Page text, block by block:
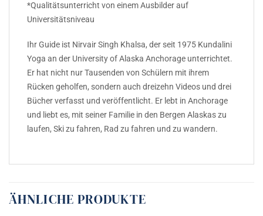
*Qualitätsunterricht von einem Ausbilder auf
Universitätsniveau
Ihr Guide ist Nirvair Singh Khalsa, der seit 1975 Kundalini
Yoga an der University of Alaska Anchorage unterrichtet.
Er hat nicht nur Tausenden von Schülern mit ihrem
Rücken geholfen, sondern auch dreizehn Videos und drei
Bücher verfasst und veröffentlicht. Er lebt in Anchorage
und liebt es, mit seiner Familie in den Bergen Alaskas zu
laufen, Ski zu fahren, Rad zu fahren und zu wandern.
ÄHNLICHE PRODUKTE